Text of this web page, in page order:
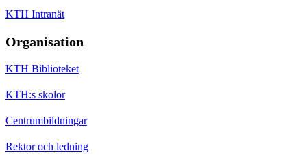
KTH Intranät
Organisation
KTH Biblioteket
KTH:s skolor
Centrumbildningar
Rektor och ledning